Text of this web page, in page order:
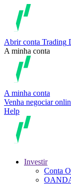
Abrir conta Trading
A minha conta
A minha conta
Venha negociar
Help
Investir
Conta